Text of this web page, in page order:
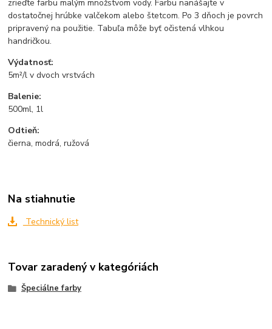
zrieďte farbu malým množstvom vody. Farbu nanášajte v
dostatočnej hrúbke valčekom alebo štetcom. Po 3 dňoch je povrch
pripravený na použitie. Tabuľa môže byť očistená vlhkou
handričkou.
Výdatnosť:
5m²/l v dvoch vrstvách
Balenie:
500ml, 1l
Odtieň:
čierna, modrá, ružová
Na stiahnutie
Technický list
Tovar zaradený v kategóriách
Špeciálne farby